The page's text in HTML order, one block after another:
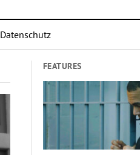
Datenschutz
FEATURES